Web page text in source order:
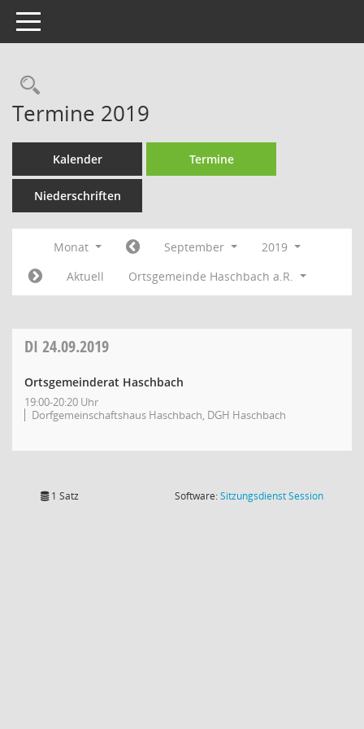
Toggle navigation
Rechercheauswahl
Termine 2019
Kalender Termine
Niederschriften
Monat September
2019
Aktuell
Ortsgemeinde Haschbach a.R.
DI 24.09.2019
Ortsgemeinderat Haschbach
19:00-20:20 Uhr
Dorfgemeinschaftshaus Haschbach, DGH Haschbach
1 Satz Software:SitzungsdienstSession(Wird in